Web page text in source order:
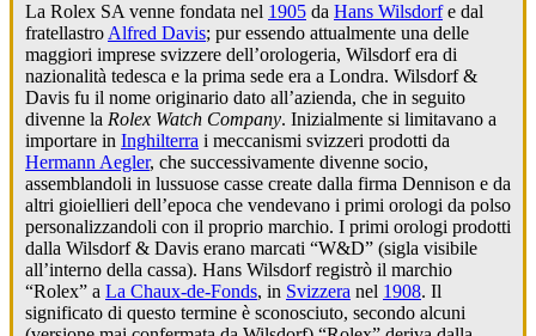
La Rolex SA venne fondata nel 1905 da Hans Wilsdorfe dal
fratellastro Alfred Davis; pur essendo attualmente una delle
maggiori imprese svizzere dell’orologeria, Wilsdorf era di
nazionalità tedesca e la prima sede era a Londra. Wilsdorf &
Davis fu il nome originario dato all’azienda, che in seguito
divenne la Rolex Watch Company. Inizialmente si limitavano a
importare in Inghilterra i meccanismi svizzeri prodotti da
Hermann Aegler, che successivamente divenne socio,
assemblandoli in lussuose casse create dalla firma Dennison e da
altri gioiellieri dell’epoca che vendevano i primi orologi da polso
personalizzandoli con il proprio marchio. I primi orologi prodotti
dalla Wilsdorf & Davis erano marcati “W&D” (sigla visibile
all’interno della cassa). Hans Wilsdorf registrò il marchio
“Rolex” a La Chaux-de-Fonds, in Svizzera nel 1908. Il
significato di questo termine è sconosciuto, secondo alcuni